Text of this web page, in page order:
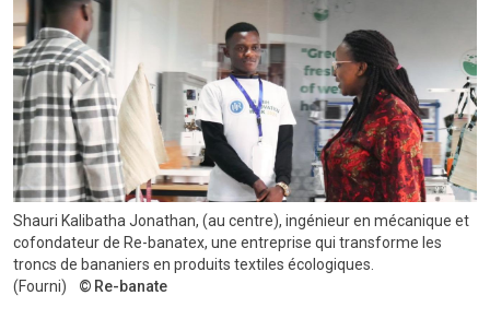
Shauri Kalibatha Jonathan, (au centre), ingénieur en mécanique et
cofondateur de Re-banatex, une entreprise qui transforme les
troncs de bananiers en produits textiles écologiques.
(Fourni)
Re-banate